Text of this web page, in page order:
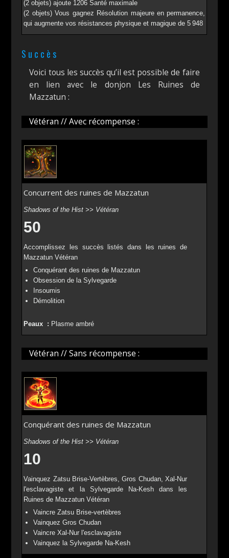
(2 objets) ajoute 1206 Santé maximale
(2 objets) Vous gagnez Résolution majeure en permanence,
qui augmente vos résistances physique et magique de 5 948
Succès
Voici tous les succès qu’il est possible de faire
en lien avec le donjon Les Ruines de
Mazzatun :
Vétéran // Avec récompense :
Concurrent des ruines de Mazzatun
Shadows of the Hist >> Vétéran
50
Accomplissez les succès listés dans les ruines de
Mazzatun Vétéran
Conquérant des ruines de Mazzatun
Obsession de la Sylvegarde
Insoumis
Démolition
Peaux : Plasme ambré
Vétéran // Sans récompense :
Conquérant des ruines de Mazzatun
Shadows of the Hist >> Vétéran
10
Vainquez Zatsu Brise-Vertèbres, Gros Chudan, Xal-Nur
l'esclavagiste et la Sylvegarde Na-Kesh dans les
Ruines de Mazzatun Vétéran
Vaincre Zatsu Brise-vertèbres
Vainquez Gros Chudan
Vaincre Xal-Nur l'esclavagiste
Vainquez la Sylvegarde Na-Kesh